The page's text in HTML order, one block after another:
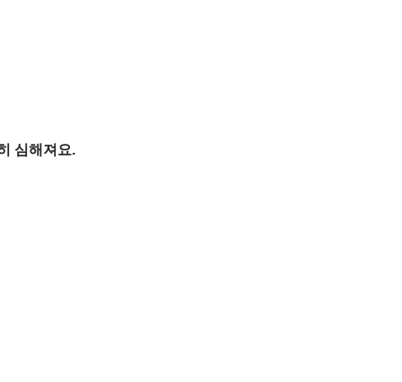
심해져요.